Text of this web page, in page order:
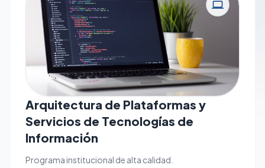
computer
Arquitectura de Plataformas y
Servicios de Tecnologías de
Información
Programa institucional de alta calidad.